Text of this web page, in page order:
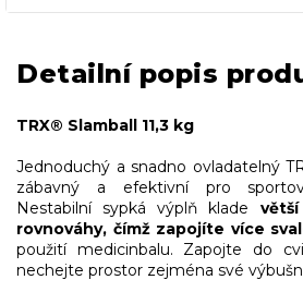
Detailní popis
TRX® Slamball 11,3 kg
Jednoduchý a snadno ovladatelný
zábavný a efektivní pro
Nestabilní sypká výplň klade
rovnováhy, čímž zapojíte více
použití medicinbalu. Zapojte do
nechejte prostor zejména své